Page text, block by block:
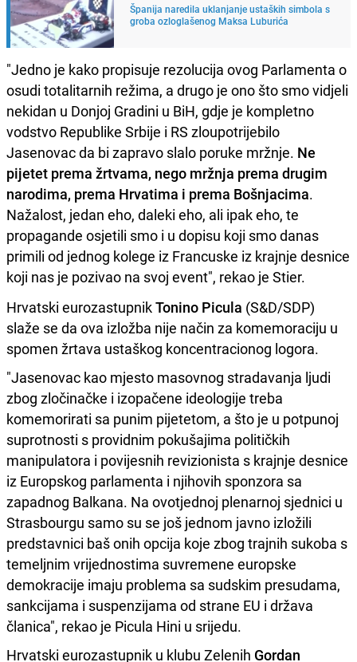
Španija naredila uklanjanje ustaških simbola s
groba ozloglašenog Maksa Luburića
"Jedno je kako propisuje rezolucija ovog Parlamenta o
osudi totalitarnih režima, a drugo je ono što smo vidjeli
nekidan u Donjoj Gradini u BiH, gdje je kompletno
vodstvo Republike Srbije i RS zloupotrijebilo
Jasenovac da bi zapravo slalo poruke mržnje. Ne
pijetet prema žrtvama, nego mržnja prema drugim
narodima, prema Hrvatima i prema Bošnjacima.
Nažalost, jedan eho, daleki eho, ali ipak eho, te
propagande osjetili smo i u dopisu koji smo danas
primili od jednog kolege iz Francuske iz krajnje desnice
koji nas je pozivao na svoj event", rekao je Stier.
Hrvatski eurozastupnikTonino Picula (S&D/SDP)
slaže se da ova izložba nije način za komemoraciju u
spomen žrtava ustaškog koncentracionog logora.
"Jasenovac kao mjesto masovnog stradavanja ljudi
zbog zločinačke i izopačene ideologije treba
komemorirati sa punim pijetetom, a što je u potpunoj
suprotnosti s providnim pokušajima političkih
manipulatora i povijesnih revizionista s krajnje desnice
iz Europskog parlamenta i njihovih sponzora sa
zapadnog Balkana. Na ovotjednoj plenarnoj sjednici u
Strasbourgu samo su se još jednom javno izložili
predstavnici baš onih opcija koje zbog trajnih sukoba s
temeljnim vrijednostima suvremene europske
demokracije imaju problema sa sudskim presudama,
sankcijama i suspenzijama od strane EU i država
članica", rekao je Picula Hini u srijedu.
Hrvatski eurozastupnik u klubu Zelenih Gordan